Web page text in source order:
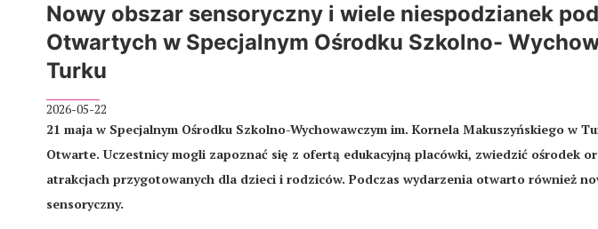
Nowy obszar sensoryczny i wiele niespodzianek
Otwartych w Specjalnym Ośrodku Szkolno-
Turku
2026-05-22
21 maja w Specjalnym Ośrodku Szkolno-Wychowawczym im. Kornela Makuszyńskiego w
Otwarte. Uczestnicy mogli zapoznać się z ofertą edukacyjną placówki, zwiedzić ośrodek
atrakcjach przygotowanych dla dzieci i rodziców. Podczas wydarzenia otwarto również
sensoryczny.